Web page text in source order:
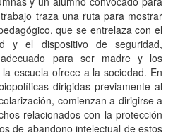
traza una ruta para mostrar
que se entrelaza con el
y el dispositivo de seguridad,
para ser madre y los
escuela ofrece a la sociedad. En
dirigidas previamente al
comienzan a dirigirse a
relacionados con la protección
de abandono intelectual de estos